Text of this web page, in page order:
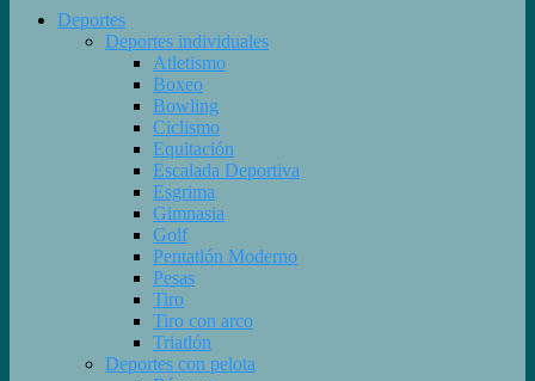
Deportes
Deportes individuales
Atletismo
Boxeo
Bowling
Ciclismo
Equitación
Escalada Deportiva
Esgrima
Gimnasia
Golf
Pentatlón Moderno
Pesas
Tiro
Tiro con arco
Triatlón
Deportes con pelota